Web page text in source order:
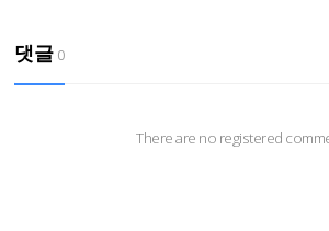
댓글 0
There are no registered